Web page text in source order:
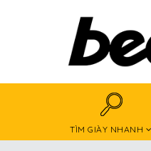
TÌM GIÀY NHANH